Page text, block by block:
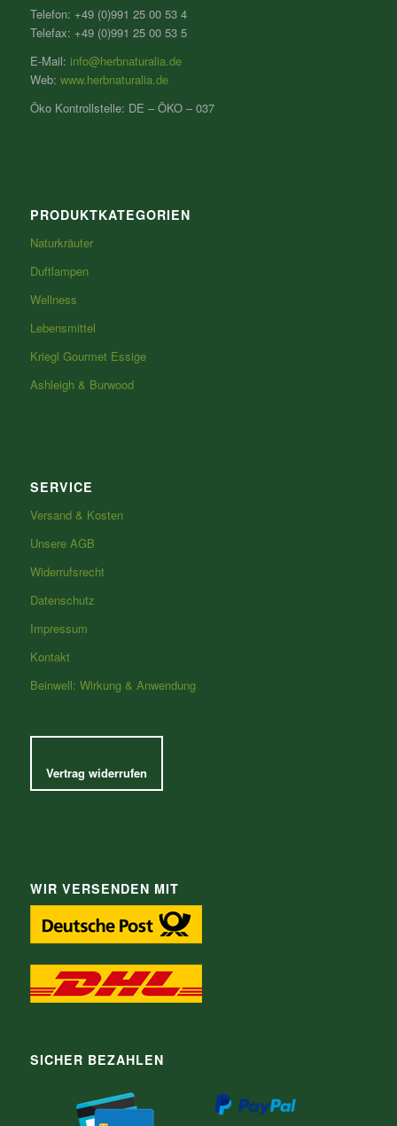
Telefon: +49 (0)991 25 00 53 4
Telefax: +49 (0)991 25 00 53 5
E-Mail: info@herbnaturalia.de
Web: www.herbnaturalia.de
Öko Kontrollstelle: DE – ÖKO – 037
PRODUKTKATEGORIEN
Naturkräuter
Duftlampen
Wellness
Lebensmittel
Kriegl Gourmet Essige
Ashleigh & Burwood
SERVICE
Versand & Kosten
Unsere AGB
Widerrufsrecht
Datenschutz
Impressum
Kontakt
Beinwell: Wirkung & Anwendung
Vertrag widerrufen
WIR VERSENDEN MIT
SICHER BEZAHLEN